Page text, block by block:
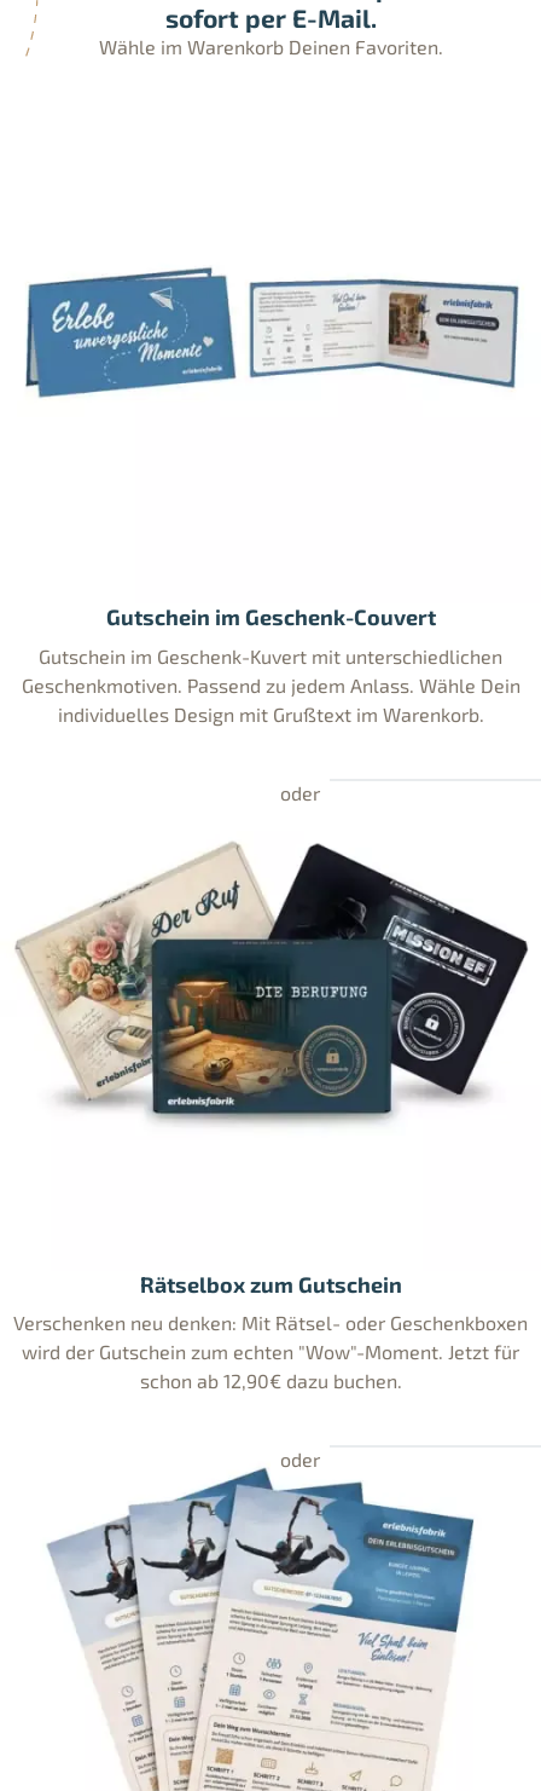
sofort per E-Mail.
Wähle im Warenkorb Deinen Favoriten.
Gutschein im Geschenk-Couvert
Gutschein im Geschenk-Kuvert mit unterschiedlichen
Geschenkmotiven. Passend zu jedem Anlass. Wähle Dein
individuelles Design mit Grußtext im Warenkorb.
Rätselbox zum Gutschein
Verschenken neu denken: Mit Rätsel- oder Geschenkboxen
wird der Gutschein zum echten "Wow"-Moment. Jetzt für
schon ab 12,90€ dazu buchen.